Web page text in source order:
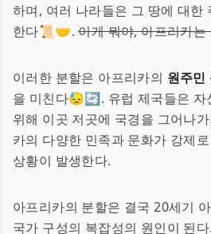
하며, 여러 나라들은 그 땅에 대한
한다📜🤝.이게 뭐야, 아프리카
이러한 분할은 아프리카의 원주민
을 미친다😓🔄. 유럽 제국들은 자
위해 이곳 저곳에 국경을 그어나
카의 다양한 민족과 문화가 강제
상황이 발생한다.
아프리카의 분할은 결국 20세기
국가 구성의 복잡성의 원인이 된